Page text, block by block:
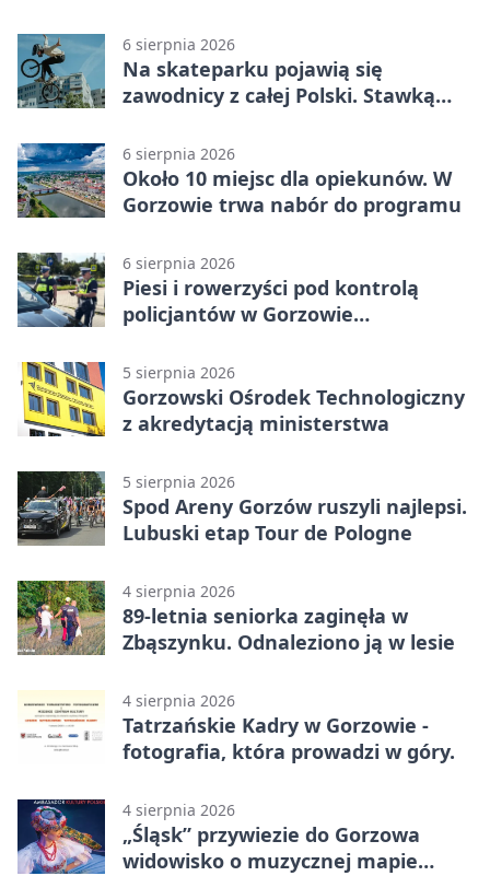
6 sierpnia 2026
Na skateparku pojawią się
zawodnicy z całej Polski. Stawką
6 sierpnia 2026
Około 10 miejsc dla opiekunów. W
Gorzowie trwa nabór do programu
6 sierpnia 2026
Piesi i rowerzyści pod kontrolą
policjantów w Gorzowie
5 sierpnia 2026
Gorzowski Ośrodek Technologiczny
z akredytacją ministerstwa
5 sierpnia 2026
Spod Areny Gorzów ruszyli najlepsi.
Lubuski etap Tour de Pologne
4 sierpnia 2026
89-letnia seniorka zaginęła w
Zbąszynku. Odnaleziono ją w lesie
4 sierpnia 2026
Tatrzańskie Kadry w Gorzowie -
fotografia, która prowadzi w góry.
4 sierpnia 2026
„Śląsk” przywiezie do Gorzowa
widowisko o muzycznej mapie